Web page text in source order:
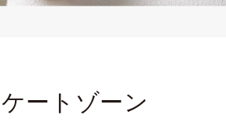
ートゾーン